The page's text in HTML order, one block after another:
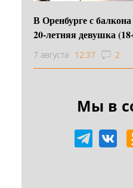
В Оренбурге с
20-летняя девушка
7 августа 12:37 2
Мы в